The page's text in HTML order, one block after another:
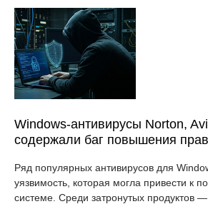
Windows-антивирусы Norton,
содержали баг повышения прав
Ряд популярных антивирусов для
уязвимость, которая могла привести к
системе. Среди затронутых продуктов